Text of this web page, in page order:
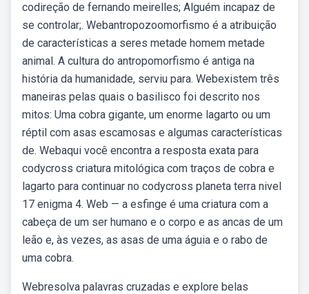
codireção de fernando meirelles; Alguém incapaz de
se controlar;. Webantropozoomorfismo é a atribuição
de características a seres metade homem metade
animal. A cultura do antropomorfismo é antiga na
história da humanidade, serviu para. Webexistem três
maneiras pelas quais o basilisco foi descrito nos
mitos: Uma cobra gigante, um enorme lagarto ou um
réptil com asas escamosas e algumas características
de. Webaqui você encontra a resposta exata para
codycross criatura mitológica com traços de cobra e
lagarto para continuar no codycross planeta terra nivel
17 enigma 4. Web — a esfinge é uma criatura com a
cabeça de um ser humano e o corpo e as ancas de um
leão e, às vezes, as asas de uma águia e o rabo de
uma cobra.
Webresolva palavras cruzadas e explore belas